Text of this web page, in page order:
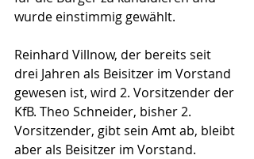
wurde einstimmig gewählt.
Reinhard Villnow, der bereits seit
drei Jahren als Beisitzer im Vorstand
gewesen ist, wird 2. Vorsitzender der
KfB. Theo Schneider, bisher 2.
Vorsitzender, gibt sein Amt ab, bleibt
aber als Beisitzer im Vorstand.